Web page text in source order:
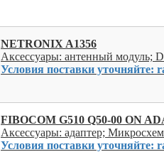
NETRONIX A1356
Аксессуары: антенный модуль;
Условия поставки уточняйте:
FIBOCOM G510 Q50-00 ON
Аксессуары: адаптер;
Условия поставки уточняйте: